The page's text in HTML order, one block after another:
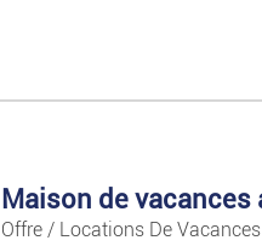
Offre / Locations De Vacances